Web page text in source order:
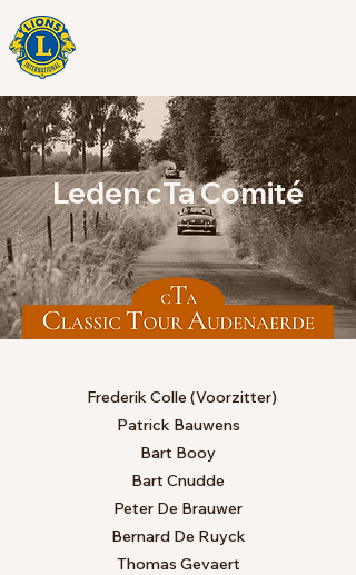
Leden cTa Comité
Frederik Colle (Voorzitter)
Patrick Bauwens
Bart Booy
​Bart Cnudde
Peter De Brauwer
Bernard De Ruyck
Thomas Gevaert